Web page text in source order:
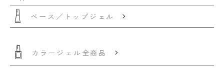
ベース／トップジェル
カラージェル全商品